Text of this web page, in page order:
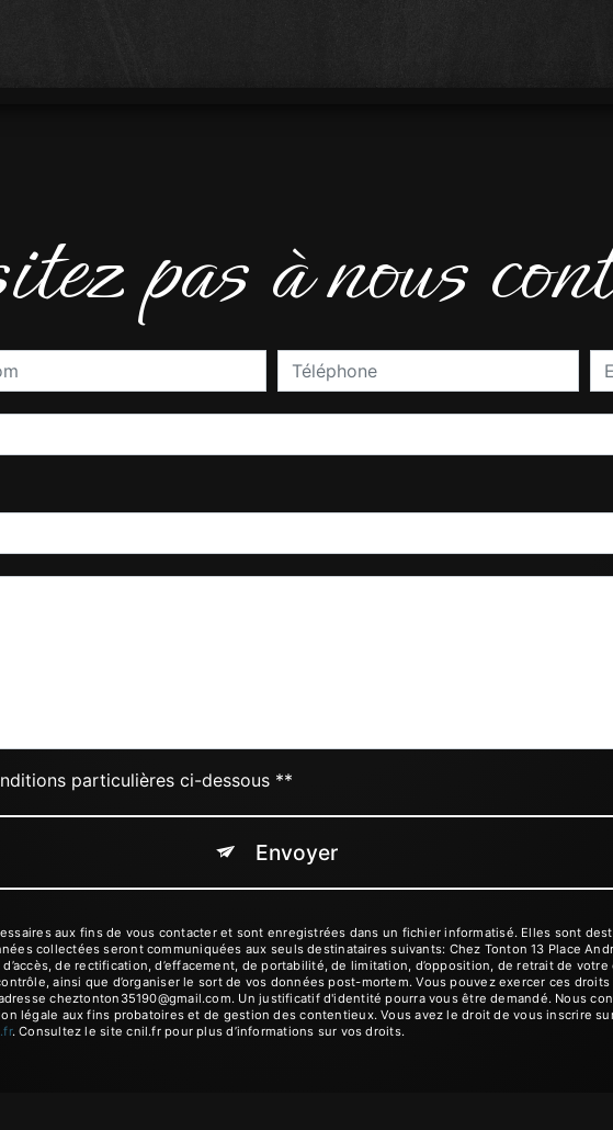
pas à nous
particulières ci-dessous **
Envoyer
aux fins de vous contacter et sont enregistrées dans un fichier informatisé. Elles sont
collectées seront communiquées aux seuls destinataires suivants: Chez Tonton 13 Place
de rectification, d’effacement, de portabilité, de limitation, d’opposition, de retrait de
ainsi que d’organiser le sort de vos données post-mortem. Vous pouvez exercer ces
cheztonton35190@gmail.com. Un justificatif d'identité pourra vous être demandé. Nous
légale aux fins probatoires et de gestion des contentieux. Vous avez le droit de vous inscrire
. Consultez le site cnil.fr pour plus d’informations sur vos droits.